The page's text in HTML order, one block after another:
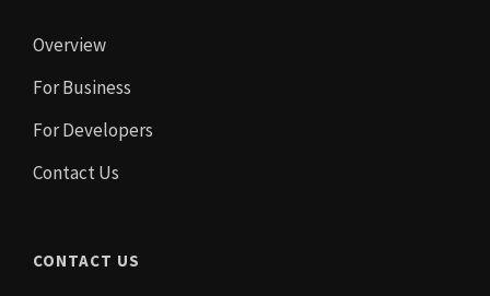
Overview
For Business
For Developers
Contact Us
CONTACT US